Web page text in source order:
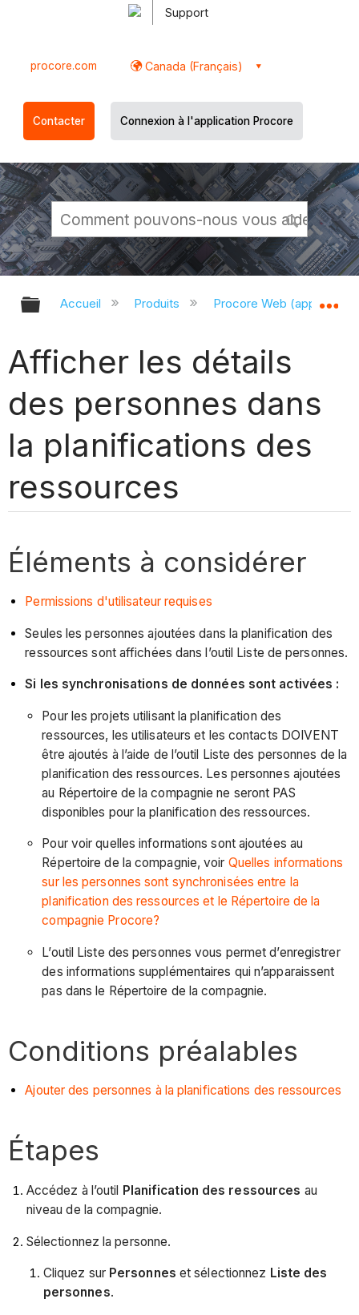
Support
procore.com Canada (Français)
Contacter Connexion à l'application Procore
Développer/réduire la hiérarchie
Accueil Produits Procore Web
Afficher les détails
des personnes dans
la planifications des
ressources
Éléments à considérer
Permissions d'utilisateur requises
Seules les personnes ajoutées dans la planification des
ressources sont affichées dans l’outil Liste de personnes.
Si les synchronisations de données sont activées :
Pour les projets utilisant la planification des
ressources, les utilisateurs et les contacts DOIVENT
être ajoutés à l’aide de l’outil Liste des personnes de la
planification des ressources. Les personnes ajoutées
au Répertoire de la compagnie ne seront PAS
disponibles pour la planification des ressources.
Pour voir quelles informations sont ajoutées au
Répertoire de la compagnie, voir Quelles informations
sur les personnes sont synchronisées entre la
planification des ressources et le Répertoire de la
compagnie Procore?
L’outil Liste des personnes vous permet d’enregistrer
des informations supplémentaires qui n’apparaissent
pas dans le Répertoire de la compagnie.
Conditions préalables
Ajouter des personnes à la planifications des ressources
Étapes
Accédez à l’outil Planification des ressources au
niveau de la compagnie.
Sélectionnez la personne.
Cliquez sur Personnes et sélectionnez Liste des
personnes.